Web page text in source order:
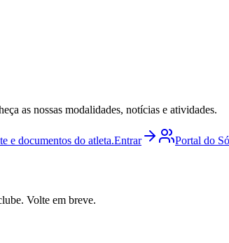
as nossas modalidades, notícias e atividades.
e documentos do atleta.Entrar Portal do
Volte em breve.